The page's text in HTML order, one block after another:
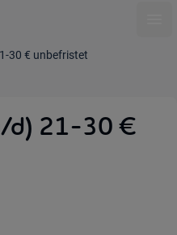
30 € unbefristet
d) 21-30 €